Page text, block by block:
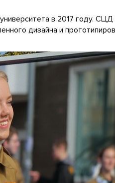
в 2017 году.
дизайна и